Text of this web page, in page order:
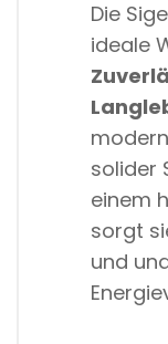
Die
ideale
solider
einem
sorgt
und